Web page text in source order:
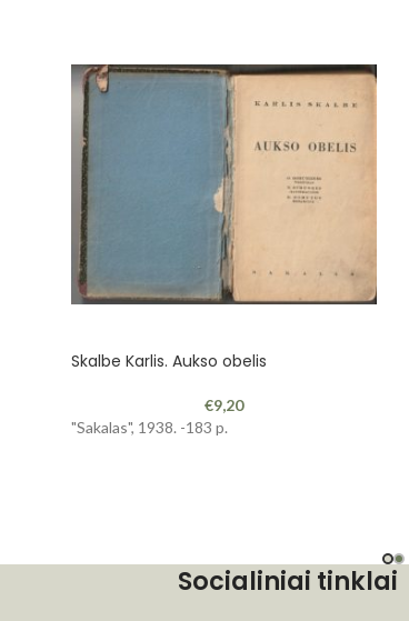
Skalbe Karlis. Aukso obelis
€9,20
"Sakalas", 1938. -183 p.
Socialiniai tinklai